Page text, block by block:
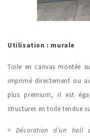
Utilisation : murale
Toile en canvas montée
imprimé directement ou
plus premium, il est
structures en toile tendue
> Décoration d’un hall